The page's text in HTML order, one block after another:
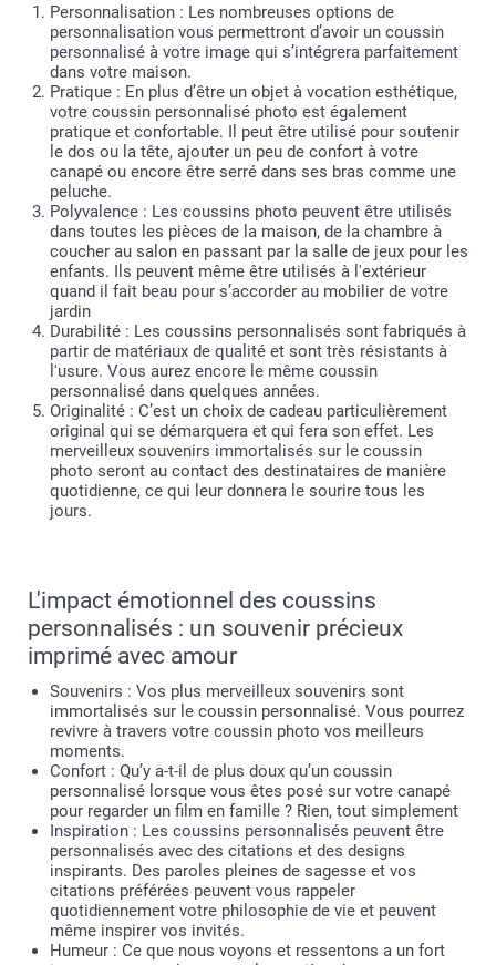
Personnalisation : Les nombreuses options de
personnalisation vous permettront d’avoir un coussin
personnalisé à votre image qui s’intégrera parfaitement
dans votre maison.
Pratique : En plus d’être un objet à vocation esthétique,
votre coussin personnalisé photo est également
pratique et confortable. Il peut être utilisé pour soutenir
le dos ou la tête, ajouter un peu de confort à votre
canapé ou encore être serré dans ses bras comme une
peluche.
Polyvalence : Les coussins photo peuvent être utilisés
dans toutes les pièces de la maison, de la chambre à
coucher au salon en passant par la salle de jeux pour les
enfants. Ils peuvent même être utilisés à l'extérieur
quand il fait beau pour s’accorder au mobilier de votre
jardin
Durabilité : Les coussins personnalisés sont fabriqués à
partir de matériaux de qualité et sont très résistants à
l'usure. Vous aurez encore le même coussin
personnalisé dans quelques années.
Originalité : C’est un choix de cadeau particulièrement
original qui se démarquera et qui fera son effet. Les
merveilleux souvenirs immortalisés sur le coussin
photo seront au contact des destinataires de manière
quotidienne, ce qui leur donnera le sourire tous les
jours.
L'impact émotionnel des coussins
personnalisés : un souvenir précieux
imprimé avec amour
Souvenirs : Vos plus merveilleux souvenirs sont
immortalisés sur le coussin personnalisé. Vous pourrez
revivre à travers votre coussin photo vos meilleurs
moments.
Confort : Qu’y a-t-il de plus doux qu’un coussin
personnalisé lorsque vous êtes posé sur votre canapé
pour regarder un film en famille ? Rien, tout simplement
Inspiration : Les coussins personnalisés peuvent être
personnalisés avec des citations et des designs
inspirants. Des paroles pleines de sagesse et vos
citations préférées peuvent vous rappeler
quotidiennement votre philosophie de vie et peuvent
même inspirer vos invités.
Humeur : Ce que nous voyons et ressentons a un fort